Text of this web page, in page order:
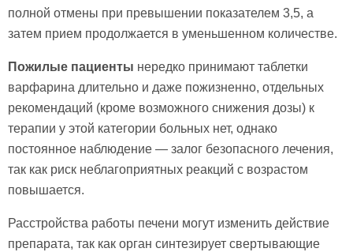
полной отмены при превышении показателем 3,5, а
затем прием продолжается в уменьшенном количестве.
Пожилые пациенты нередко принимают таблетки
варфарина длительно и даже пожизненно, отдельных
рекомендаций (кроме возможного снижения дозы) к
терапии у этой категории больных нет, однако
постоянное наблюдение — залог безопасного лечения,
так как риск неблагоприятных реакций с возрастом
повышается.
Расстройства работы печени могут изменить действие
препарата, так как орган синтезирует свертывающие